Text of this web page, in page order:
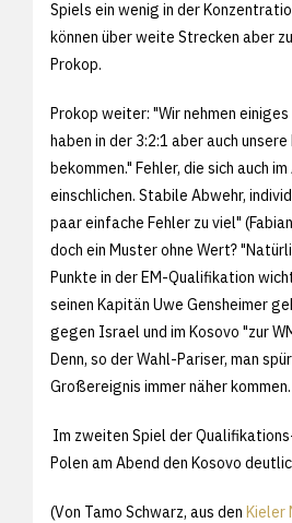
Spiels ein wenig in der
können über weite Strecken aber
Prokop.
Prokop weiter: "Wir nehmen
haben in der 3:2:1 aber auch
bekommen." Fehler, die sich auch
einschlichen. Stabile Abwehr,
paar einfache Fehler zu viel"
doch ein Muster ohne Wert?
Punkte in der EM-Qualifikation
seinen Kapitän Uwe Gensheimer
gegen Israel und im Kosovo "zur
Denn, so der Wahl-Pariser, man
Großereignis immer näher kommen.
Im zweiten Spiel der
Polen am Abend den Kosovo
(Von Tamo Schwarz, aus den Kieler